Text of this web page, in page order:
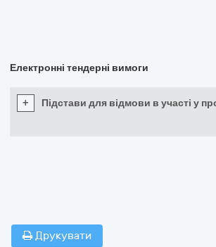
Електронні тендерні вимоги
+ Підстави для відмови в участі у
Друкувати